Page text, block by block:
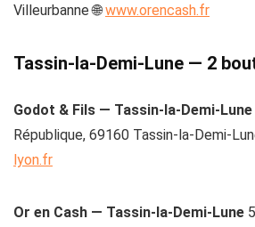
Villeurbanne 🌐www.orencash.fr
Tassin-la-Demi-Lune — 2
Godot & Fils — Tassin-la-Demi-Lune
République, 69160 Tassin-la-Demi-
lyon.fr
Or en Cash — Tassin-la-Demi-Lune